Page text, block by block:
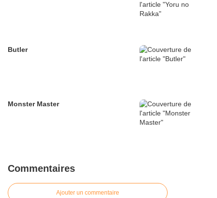
Butler
Monster Master
Commentaires
Ajouter un commentaire